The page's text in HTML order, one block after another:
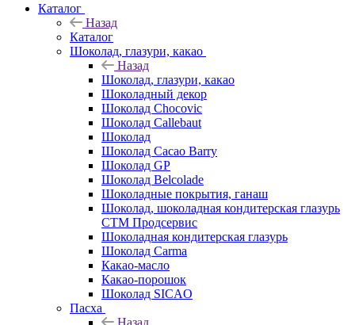
Каталог
Назад
Каталог
Шоколад, глазури, какао
Назад
Шоколад, глазури, какао
Шоколадный декор
Шоколад Chocovic
Шоколад Callebaut
Шоколад
Шоколад Cacao Barry
Шоколад GP
Шоколад Belcolade
Шоколадные покрытия, ганаш
Шоколад, шоколадная кондитерская глазурь
СТМ Продсервис
Шоколадная кондитерская глазурь
Шоколад Carma
Какао-масло
Какао-порошок
Шоколад SICAO
Пасха
Назад